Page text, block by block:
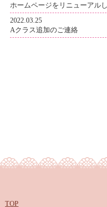
ホームページをリニューアル
2022.03.25
Aクラス追加のご連絡
TOP